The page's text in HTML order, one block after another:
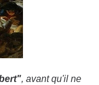
, avant qu'il ne